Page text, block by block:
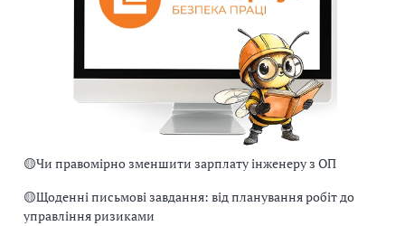
🟡Чи правомірно зменшити зарплату інженеру з ОП
🟡Щоденні письмові завдання: від планування робіт до
управління ризиками